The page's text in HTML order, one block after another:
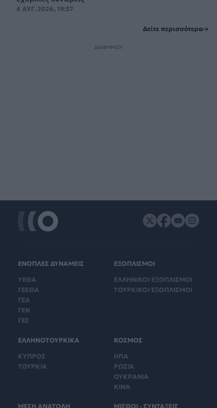
6 ΑΥΓ. 2026, 19:37
Δείτε περισσότερα
ΔΙΑΦΗΜΙΣΗ
ΕΝΟΠΛΕΣ ΔΥΝΑΜΕΙΣ
ΥΕΘΑ
ΓΕΕΘΑ
ΓΕΑ
ΓΕΝ
ΓΕΣ
ΕΞΟΠΛΙΣΜΟΙ
ΕΛΛΗΝΙΚΟΙ ΕΞΟΠΛΙΣΜΟΙ
ΤΟΥΡΚΙΚΟΙ ΕΞΟΠΛΙΣΜΟΙ
ΕΛΛΗΝΟΤΟΥΡΚΙΚΑ
ΚΥΠΡΟΣ
ΤΟΥΡΚΙΑ
ΚΟΣΜΟΣ
ΗΠΑ
ΡΩΣΙΑ
ΟΥΚΡΑΝΙΑ
ΚΙΝΑ
ΜΕΣΗ ΑΝΑΤΟΛΗ ΜΙΣΘΟΙ - ΣΥΝΤΑΞΕΙΣ